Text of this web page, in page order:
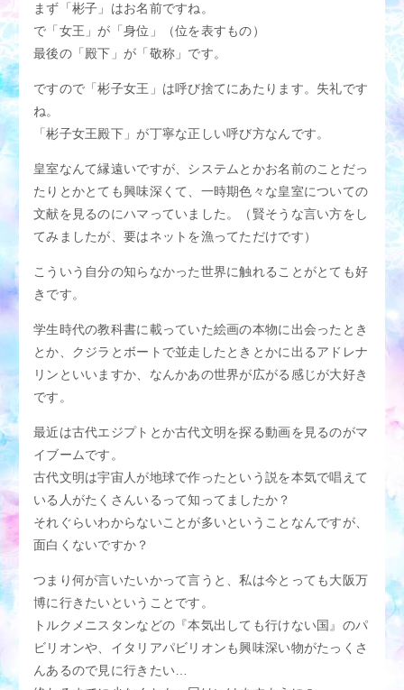
まず「彬子」はお名前ですね。
で「女王」が「身位」（位を表すもの）
最後の「殿下」が「敬称」です。
ですので「彬子女王」は呼び捨てにあたります。失礼です
ね。
「彬子女王殿下」が丁寧な正しい呼び方なんです。
皇室なんて縁遠いですが、システムとかお名前のことだっ
たりとかとても興味深くて、一時期色々な皇室についての
文献を見るのにハマっていました。（賢そうな言い方をし
てみましたが、要はネットを漁ってただけです）
こういう自分の知らなかった世界に触れることがとても好
きです。
学生時代の教科書に載っていた絵画の本物に出会ったとき
とか、クジラとボートで並走したときとかに出るアドレナ
リンといいますか、なんかあの世界が広がる感じが大好き
です。
最近は古代エジプトとか古代文明を探る動画を見るのがマ
イブームです。
古代文明は宇宙人が地球で作ったという説を本気で唱えて
いる人がたくさんいるって知ってましたか？
それぐらいわからないことが多いということなんですが、
面白くないですか？
つまり何が言いたいかって言うと、私は今とっても大阪万
博に行きたいということです。
トルクメニスタンなどの『本気出しても行けない国』のパ
ビリオンや、イタリアパビリオンも興味深い物がたっくさ
んあるので見に行きたい…